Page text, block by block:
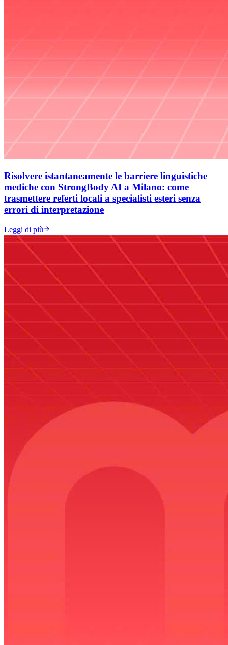
Risolvere istantaneamente le barriere linguistiche
mediche con StrongBody AI a Milano: come
trasmettere referti locali a specialisti esteri senza
errori di interpretazione
Leggi di più